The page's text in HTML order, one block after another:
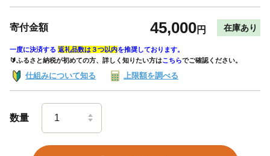
寄付金額 45,000円 在庫あり
一度に決済する 返礼品数は３つ以内を推奨しております。
🔰ふるさと納税が初めての方、詳しく知りたい方はこちらでご確認ください。
仕組みについて知る 上限額を調べる
数量